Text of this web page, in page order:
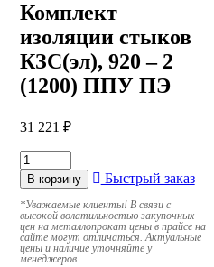
Комплект
изоляции стыков
КЗС(эл), 920 – 2
(1200) ППУ ПЭ
31 221 ₽
В корзину Быстрый заказ
*Уважаемые клиенты! В связи с
высокой волатильностью закупочных
цен на металлопрокат цены в прайсе на
сайте могут отличаться. Актуальные
цены и наличие уточняйте у
менеджеров.